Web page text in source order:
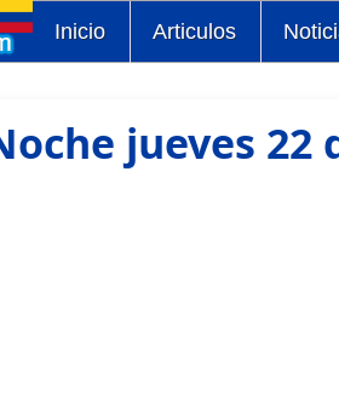
Inicio Articulos
jueves 22